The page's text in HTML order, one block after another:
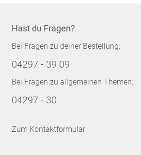
Hast du Fragen?
Bei Fragen zu deiner Bestellung:
04297 - 39 09
Bei Fragen zu allgemeinen Themen:
04297 - 30
Zum Kontaktformular